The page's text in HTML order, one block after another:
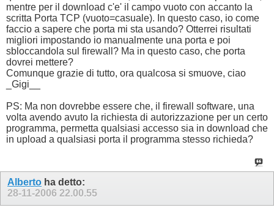
mentre per il download c'e' il campo vuoto con accanto la
scritta Porta TCP (vuoto=casuale). In questo caso, io come
faccio a sapere che porta mi sta usando? Otterrei risultati
migliori impostando io manualmente una porta e poi
sbloccandola sul firewall? Ma in questo caso, che porta
dovrei mettere?
Comunque grazie di tutto, ora qualcosa si smuove, ciao
_Gigi__
PS: Ma non dovrebbe essere che, il firewall software, una
volta avendo avuto la richiesta di autorizzazione per un certo
programma, permetta qualsiasi accesso sia in download che
in upload a qualsiasi porta il programma stesso richieda?
Alberto ha detto:
28-11-2006 22.00.55